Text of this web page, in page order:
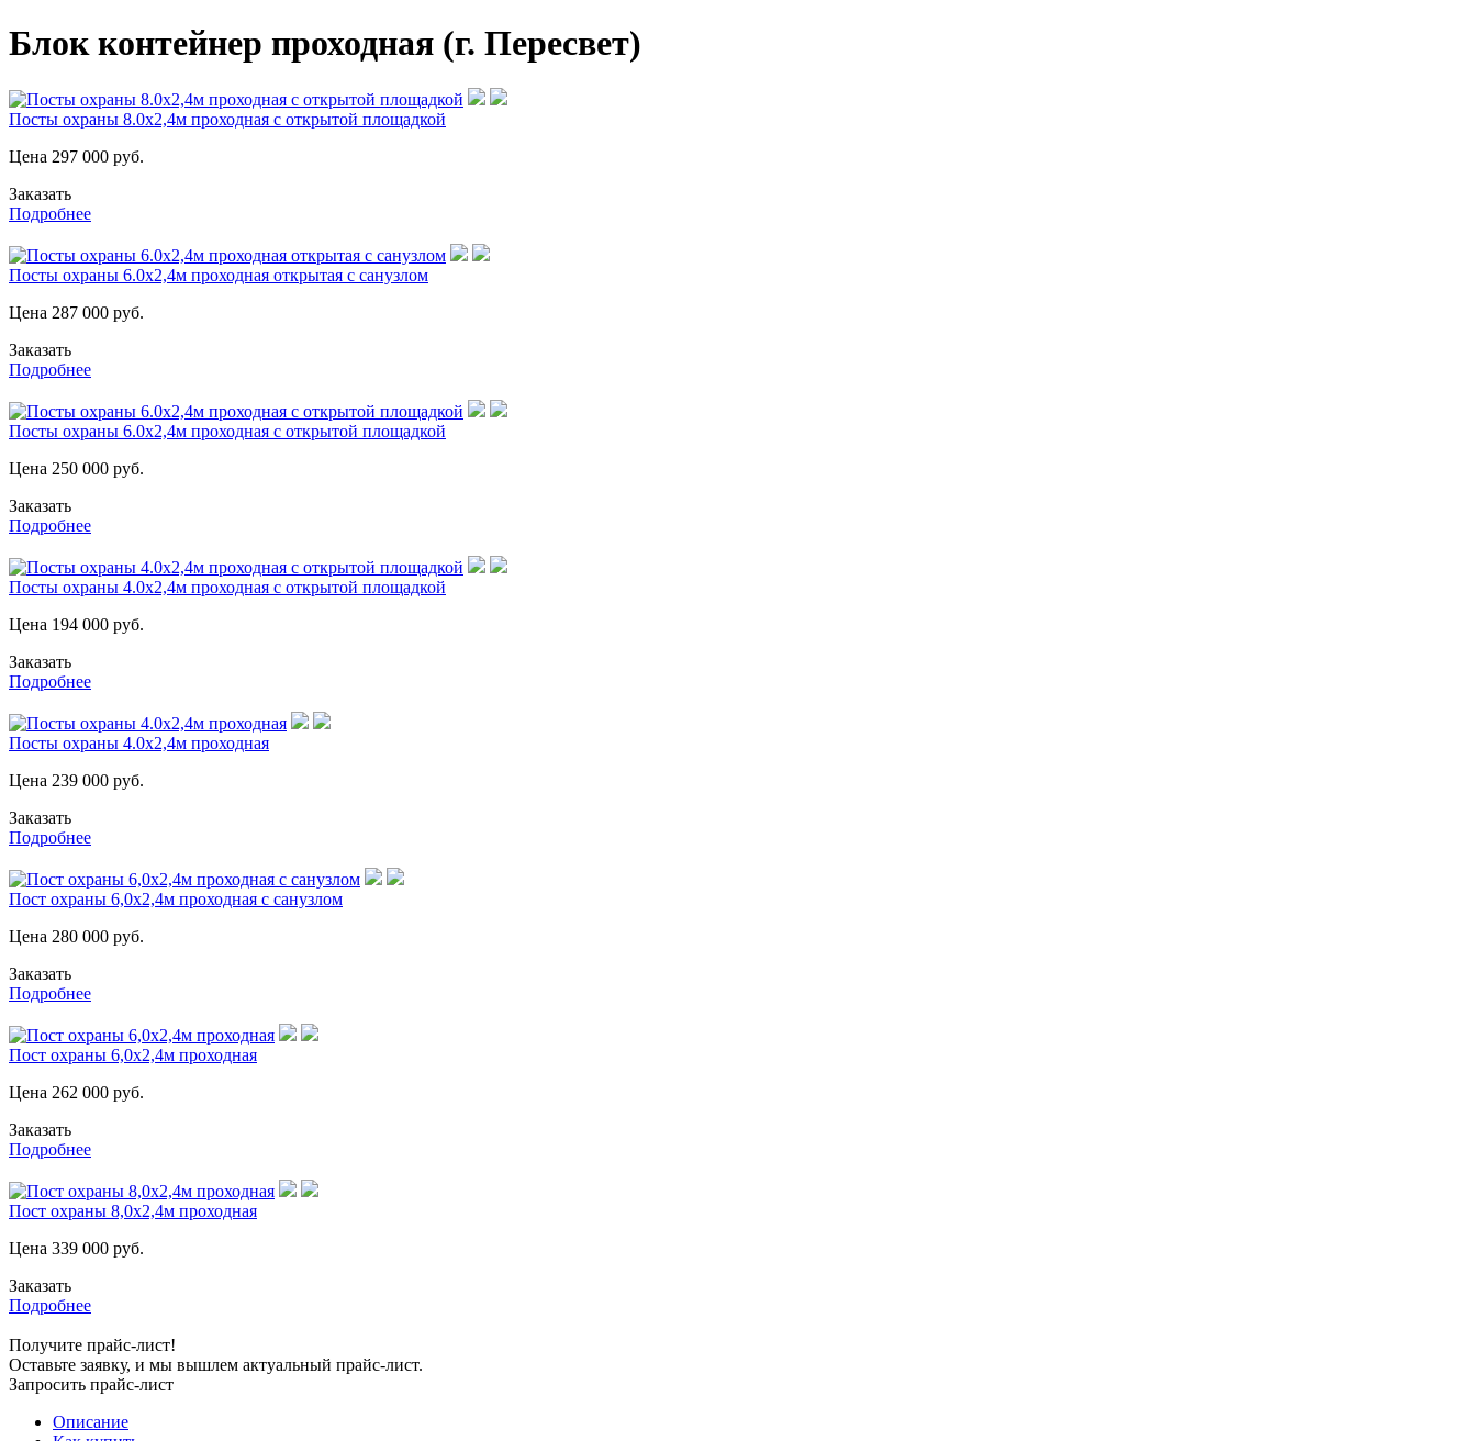
Блок контейнер проходная (г. Пересвет)
Посты охраны 8.0х2,4м проходная с открытой площадкой
Цена 297 000 руб.
Заказать
Подробнее
Посты охраны 6.0х2,4м проходная открытая с санузлом
Цена 287 000 руб.
Заказать
Подробнее
Посты охраны 6.0х2,4м проходная с открытой площадкой
Цена 250 000 руб.
Заказать
Подробнее
Посты охраны 4.0х2,4м проходная с открытой площадкой
Цена 194 000 руб.
Заказать
Подробнее
Посты охраны 4.0х2,4м проходная
Цена 239 000 руб.
Заказать
Подробнее
Пост охраны 6,0х2,4м проходная с санузлом
Цена 280 000 руб.
Заказать
Подробнее
Пост охраны 6,0х2,4м проходная
Цена 262 000 руб.
Заказать
Подробнее
Пост охраны 8,0х2,4м проходная
Цена 339 000 руб.
Заказать
Подробнее
Получите прайс-лист!
Оставьте заявку, и мы вышлем актуальный прайс-лист.
Запросить прайс-лист
Описание